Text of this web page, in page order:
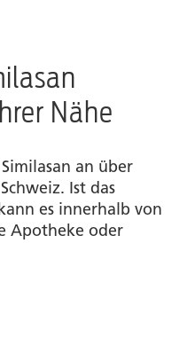
Nähe
an über
Ist das
es innerhalb von
Apotheke oder